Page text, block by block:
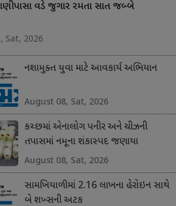
વડે જુગાર રમતા સાત જબ્બે
Sat, 2026
નશામુક્ત યુવા માટે આવકાર્ય અભિયાન
August 08, Sat, 2026
કચ્છમાં એનાલોગ પનીર અને ચીઝની
તપાસમાં નમૂના શંકાસ્પદ જણાયા
August 08, Sat, 2026
સામખિયાળીમાં 2.16 લાખના હેરોઇન સાથે
બે શખ્સની અટક